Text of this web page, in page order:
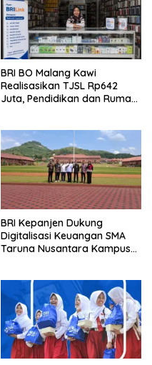
BRI BO Malang Kawi
Realisasikan TJSL Rp642
Juta, Pendidikan dan Rumah
BRI Kepanjen Dukung
Digitalisasi Keuangan SMA
Taruna Nusantara Kampus